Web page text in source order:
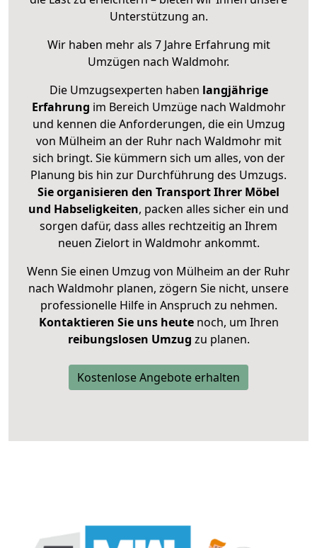
Unterstützung an.
Wir haben mehr als 7 Jahre Erfahrung mit
Umzügen nach Waldmohr.
Die Umzugsexperten haben langjährige
Erfahrung im Bereich Umzüge nach Waldmohr
und kennen die Anforderungen, die ein Umzug
von Mülheim an der Ruhr nach Waldmohr mit
sich bringt. Sie kümmern sich um alles, von der
Planung bis hin zur Durchführung des Umzugs.
Sie organisieren den Transport Ihrer Möbel
und Habseligkeiten, packen alles sicher ein und
sorgen dafür, dass alles rechtzeitig an Ihrem
neuen Zielort in Waldmohr ankommt.
Wenn Sie einen Umzug von Mülheim an der Ruhr
nach Waldmohr planen, zögern Sie nicht, unsere
professionelle Hilfe in Anspruch zu nehmen.
Kontaktieren Sie uns heutenoch, um Ihren
reibungslosen Umzug zu planen.
Kostenlose Angebote erhalten